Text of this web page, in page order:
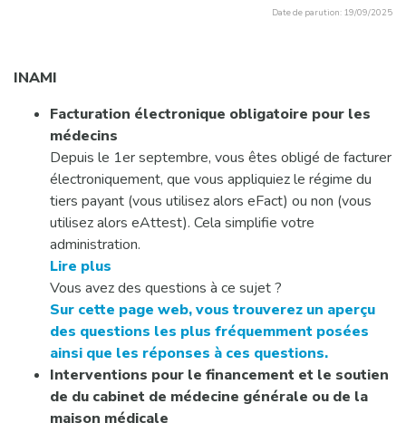
Date de parution: 19/09/2025
INAMI
Facturation électronique obligatoire pour les
médecins
Depuis le 1er septembre, vous êtes obligé de facturer
électroniquement, que vous appliquiez le régime du
tiers payant (vous utilisez alors eFact) ou non (vous
utilisez alors eAttest). Cela simplifie votre
administration.
Lire plus
Vous avez des questions à ce sujet ?
Sur cette page web, vous trouverez un aperçu
des questions les plus fréquemment posées
ainsi que les réponses à ces questions.
Interventions pour le financement et le soutien
de du cabinet de médecine générale ou de la
maison médicale